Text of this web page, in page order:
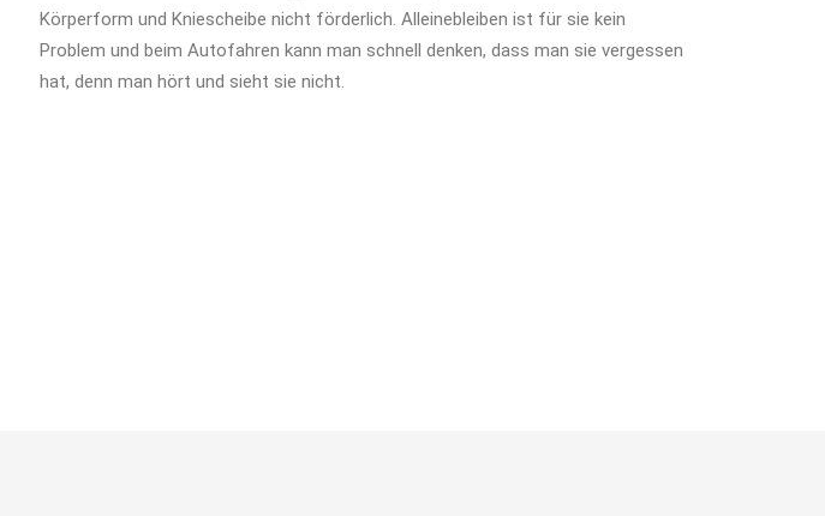
Körperform und Kniescheibe nicht förderlich. Alleinebleiben ist für sie kein
Problem und beim Autofahren kann man schnell denken, dass man sie vergessen
hat, denn man hört und sieht sie nicht.